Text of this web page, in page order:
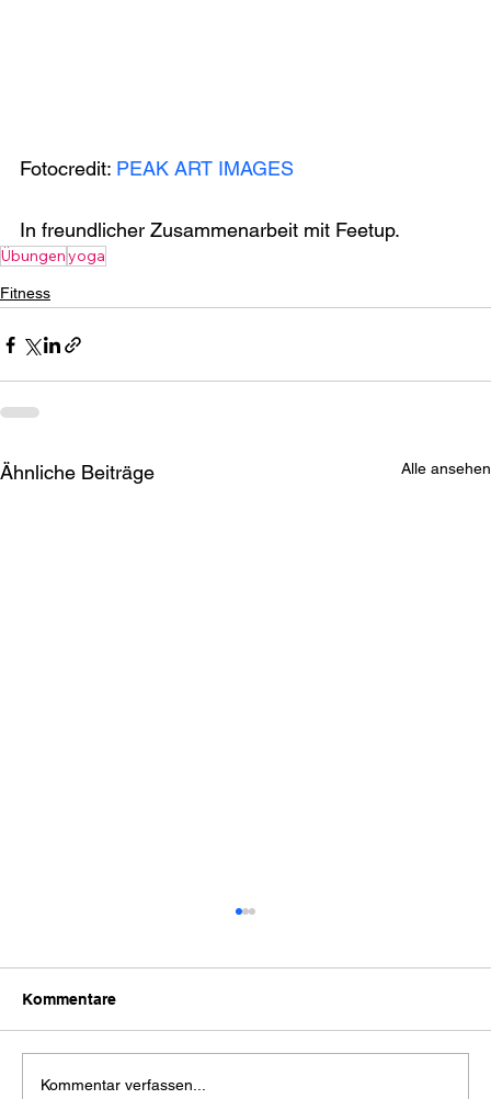
Fotocredit:
In freundlicher Zusammenarbeit mit Feetup.
Übungenyoga
Fitness
Ähnliche Beiträge Alle ansehen
Kommentare
Kommentar verfassen...